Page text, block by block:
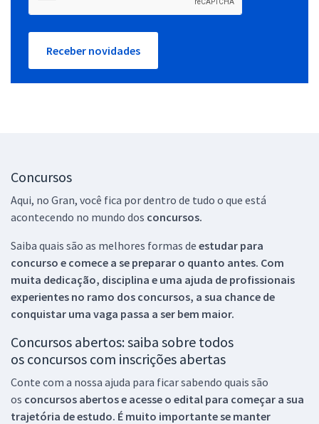
Receber novidades
Concursos
Aqui, no Gran, você fica por dentro de tudo o que está
acontecendo no mundo dos concursos.
Saiba quais são as melhores formas de estudar para
concurso e comece a se preparar o quanto antes. Com
muita dedicação, disciplina e uma ajuda de profissionais
experientes no ramo dos concursos, a sua chance de
conquistar uma vaga passa a ser bem maior.
Concursos abertos: saiba sobre todos
os concursos com inscrições abertas
Conte com a nossa ajuda para ficar sabendo quais são
os concursos abertos e acesse o edital para começar a sua
trajetória de estudo. É muito importante se manter